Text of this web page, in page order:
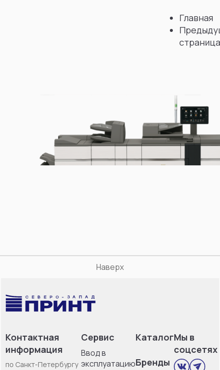
Главная
страница
Наверх
Контактная
информация
по Санкт-Петербургу
Сервис
Ввод в
эксплуатацию
Каталог
Бренды
Мы в
соцсетях